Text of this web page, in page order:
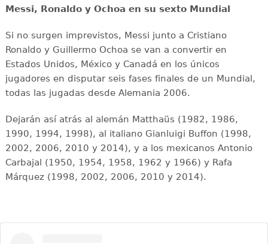
Messi, Ronaldo y Ochoa en su sexto Mundial
Si no surgen imprevistos, Messi junto a Cristiano
Ronaldo y Guillermo Ochoa se van a convertir en
Estados Unidos, México y Canadá en los únicos
jugadores en disputar seis fases finales de un Mundial,
todas las jugadas desde Alemania 2006.
Dejarán así atrás al alemán Matthaüs (1982, 1986,
1990, 1994, 1998), al italiano Gianluigi Buffon (1998,
2002, 2006, 2010 y 2014), y a los mexicanos Antonio
Carbajal (1950, 1954, 1958, 1962 y 1966) y Rafa
Márquez (1998, 2002, 2006, 2010 y 2014).